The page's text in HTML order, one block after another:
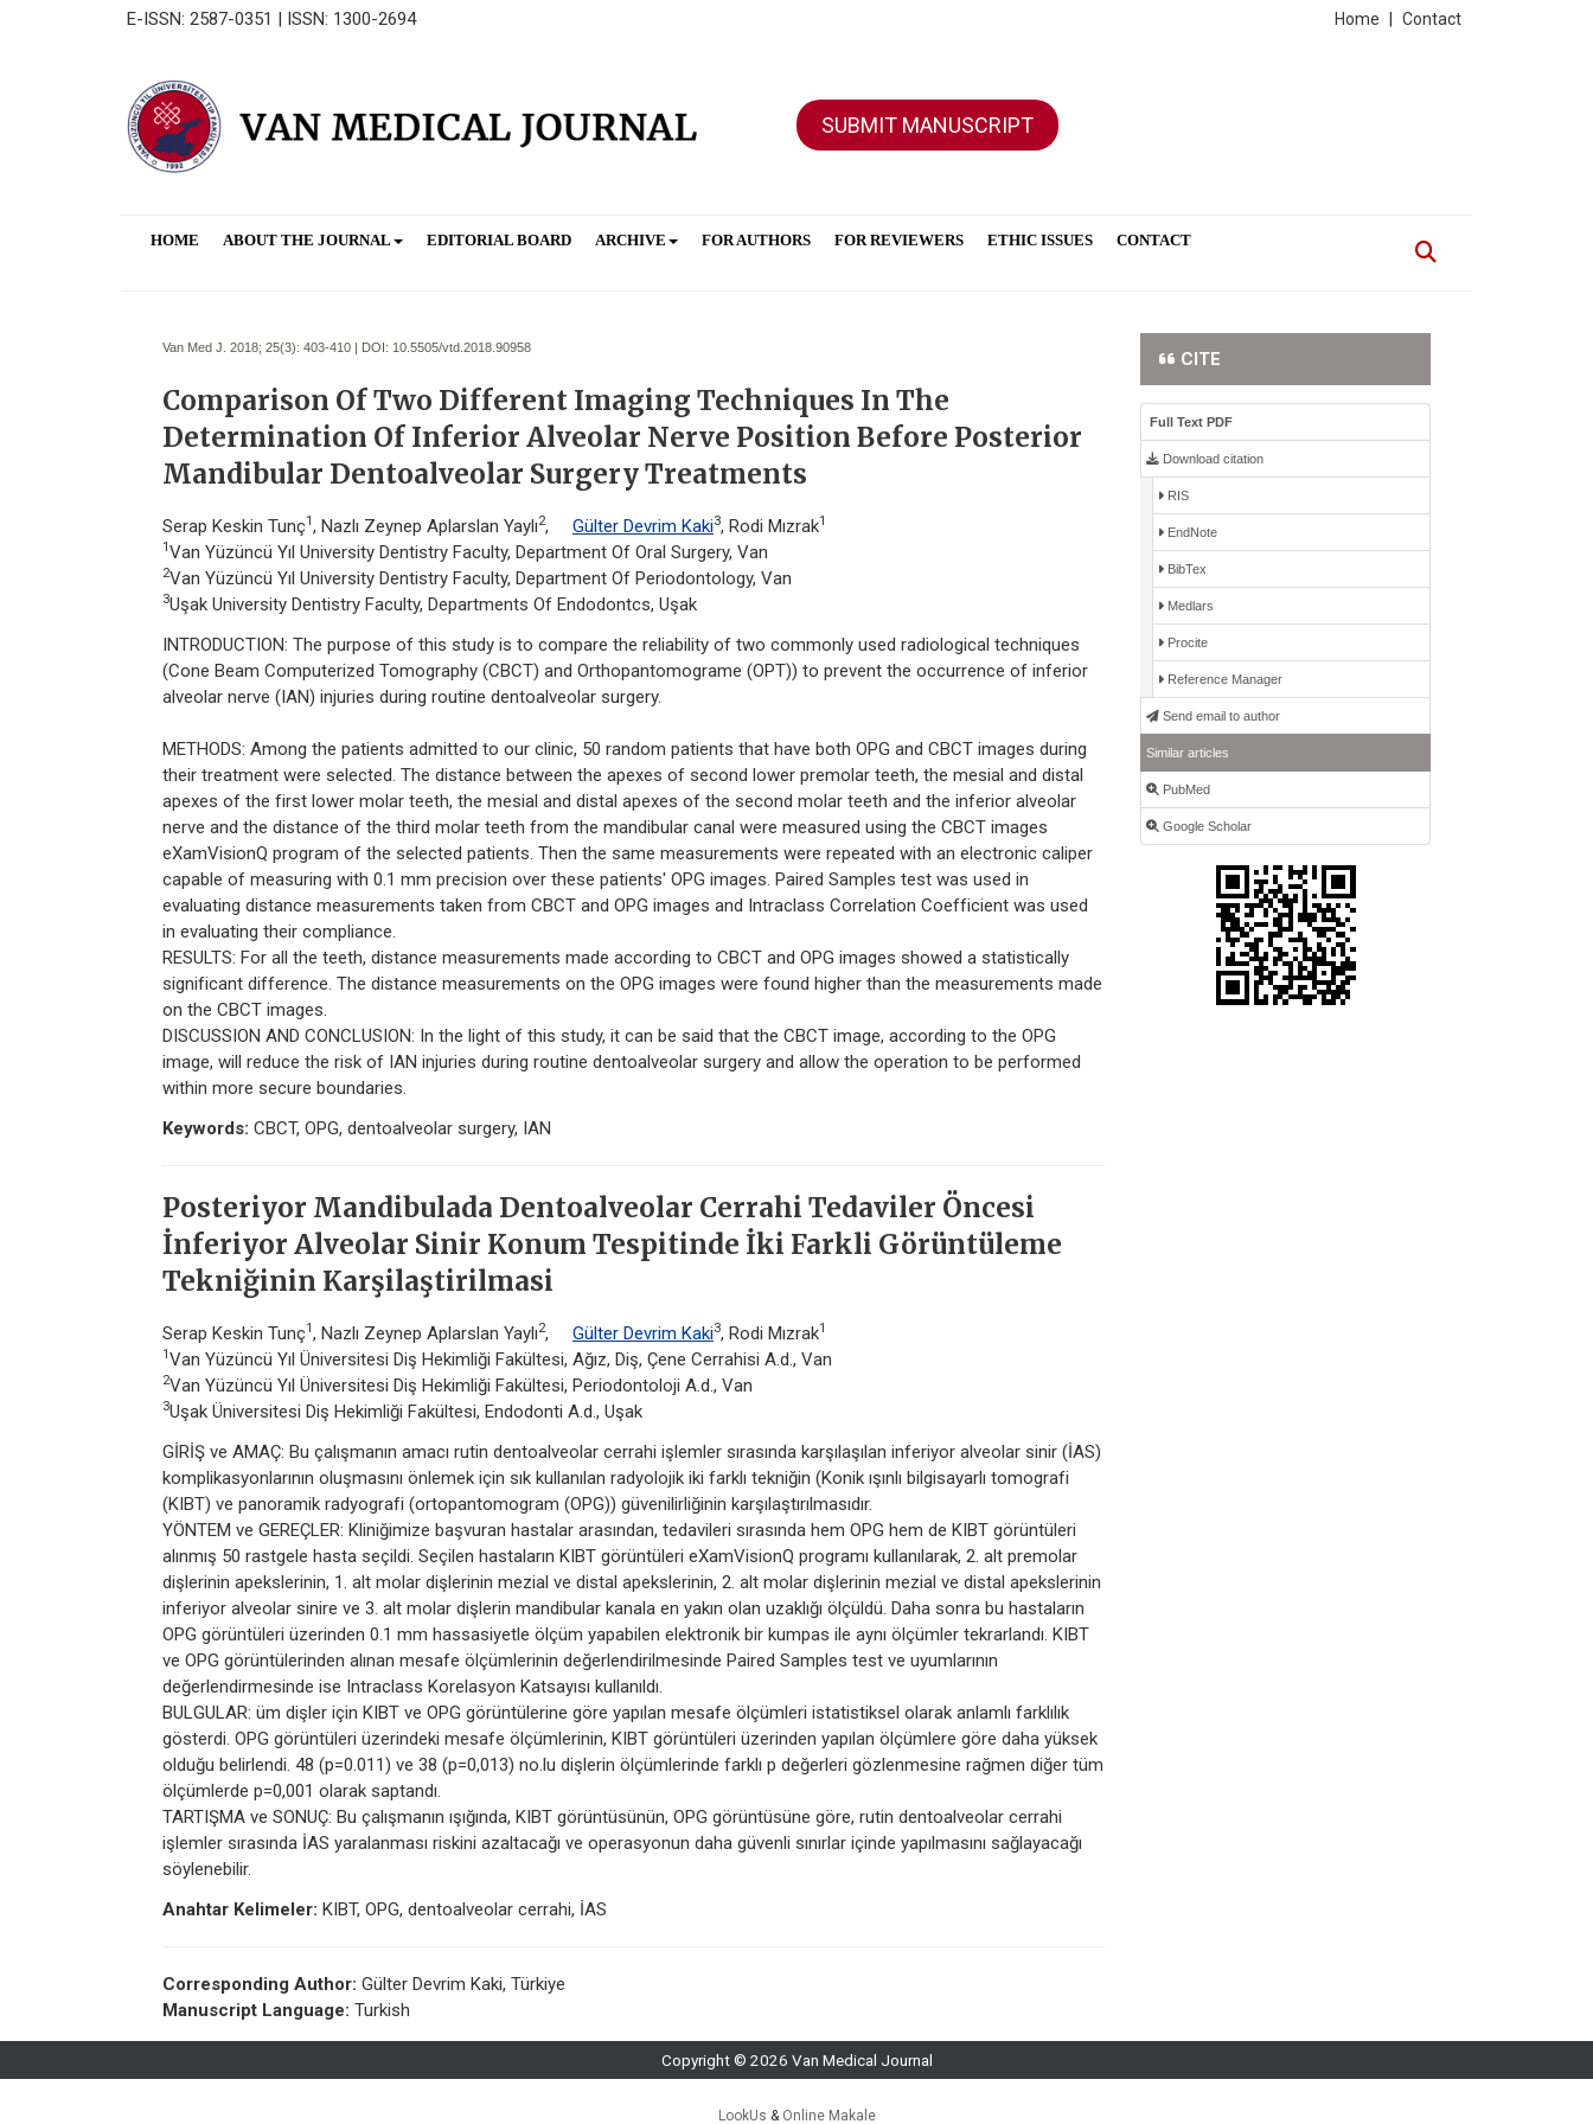
E-ISSN: 2587-0351 | ISSN: 1300-2694 Contact
Home
SUBMIT MANUSCRIPT
HOME ABOUT THE JOURNAL EDITORIAL BOARD ARCHIVE FOR AUTHORS FOR REVIEWERS ETHIC ISSUES CONTACT
Van Med J. 2018; 25(3): 403-410 | DOI: 10.5505/vtd.2018.90958
Comparison Of Two Different Imaging Techniques In The
Determination Of Inferior Alveolar Nerve Position Before Posterior
Mandibular Dentoalveolar Surgery Treatments
Serap Keskin Tunç1 , Nazlı Zeynep Aplarslan Yaylı2, Gülter Devrim Kaki3, Rodi Mızrak1
1 Van Yüzüncü Yıl University Dentistry Faculty, Department Of Oral Surgery, Van
2Van Yüzüncü Yıl University Dentistry Faculty, Department Of Periodontology, Van
3Uşak University Dentistry Faculty, Departments Of Endodontcs, Uşak
INTRODUCTION: The purpose of this study is to compare the reliability of two commonly used radiological techniques
(Cone Beam Computerized Tomography (CBCT) and Orthopantomograme (OPT)) to prevent the occurrence of inferior
alveolar nerve (IAN) injuries during routine dentoalveolar surgery.
METHODS: Among the patients admitted to our clinic, 50 random patients that have both OPG and CBCT images during
their treatment were selected. The distance between the apexes of second lower premolar teeth, the mesial and distal
apexes of the first lower molar teeth, the mesial and distal apexes of the second molar teeth and the inferior alveolar
nerve and the distance of the third molar teeth from the mandibular canal were measured using the CBCT images
eXamVisionQ program of the selected patients. Then the same measurements were repeated with an electronic caliper
capable of measuring with 0.1 mm precision over these patients' OPG images. Paired Samples test was used in
evaluating distance measurements taken from CBCT and OPG images and Intraclass Correlation Coefficient was used
in evaluating their compliance.
RESULTS: For all the teeth, distance measurements made according to CBCT and OPG images showed a statistically
significant difference. The distance measurements on the OPG images were found higher than the measurements made
on the CBCT images.
DISCUSSION AND CONCLUSION: In the light of this study, it can be said that the CBCT image, according to the OPG
image, will reduce the risk of IAN injuries during routine dentoalveolar surgery and allow the operation to be performed
within more secure boundaries.
Keywords: CBCT, OPG, dentoalveolar surgery, IAN
Posteriyor Mandibulada Dentoalveolar Cerrahi Tedaviler Öncesi
İnferiyor Alveolar Sinir Konum Tespitinde İki Farkli Görüntüleme
Tekniğinin Karşilaştirilmasi
Serap Keskin Tunç1 , Nazlı Zeynep Aplarslan Yaylı2, Gülter Devrim Kaki3, Rodi Mızrak1
1 Van Yüzüncü Yıl Üniversitesi Diş Hekimliği Fakültesi, Ağız, Diş, Çene Cerrahisi A.d., Van
2Van Yüzüncü Yıl Üniversitesi Diş Hekimliği Fakültesi, Periodontoloji A.d., Van
3Uşak Üniversitesi Diş Hekimliği Fakültesi, Endodonti A.d., Uşak
GİRİŞ ve AMAÇ: Bu çalışmanın amacı rutin dentoalveolar cerrahi işlemler sırasında karşılaşılan inferiyor alveolar sinir (İAS)
komplikasyonlarının oluşmasını önlemek için sık kullanılan radyolojik iki farklı tekniğin (Konik ışınlı bilgisayarlı tomografi
(KIBT) ve panoramik radyografi (ortopantomogram (OPG)) güvenilirliğinin karşılaştırılmasıdır.
YÖNTEM ve GEREÇLER: Kliniğimize başvuran hastalar arasından, tedavileri sırasında hem OPG hem de KIBT görüntüleri
alınmış 50 rastgele hasta seçildi. Seçilen hastaların KIBT görüntüleri eXamVisionQ programı kullanılarak, 2. alt premolar
dişlerinin apekslerinin, 1. alt molar dişlerinin mezial ve distal apekslerinin, 2. alt molar dişlerinin mezial ve distal apekslerinin
inferiyor alveolar sinire ve 3. alt molar dişlerin mandibular kanala en yakın olan uzaklığı ölçüldü. Daha sonra bu hastaların
OPG görüntüleri üzerinden 0.1 mm hassasiyetle ölçüm yapabilen elektronik bir kumpas ile aynı ölçümler tekrarlandı. KIBT
ve OPG görüntülerinden alınan mesafe ölçümlerinin değerlendirilmesinde Paired Samples test ve uyumlarının
değerlendirmesinde ise Intraclass Korelasyon Katsayısı kullanıldı.
BULGULAR: üm dişler için KIBT ve OPG görüntülerine göre yapılan mesafe ölçümleri istatistiksel olarak anlamlı farklılık
gösterdi. OPG görüntüleri üzerindeki mesafe ölçümlerinin, KIBT görüntüleri üzerinden yapılan ölçümlere göre daha yüksek
olduğu belirlendi. 48 (p=0.011) ve 38 (p=0,013) no.lu dişlerin ölçümlerinde farklı p değerleri gözlenmesine rağmen diğer tüm
ölçümlerde p=0,001 olarak saptandı.
TARTIŞMA ve SONUÇ: Bu çalışmanın ışığında, KIBT görüntüsünün, OPG görüntüsüne göre, rutin dentoalveolar cerrahi
işlemler sırasında İAS yaralanması riskini azaltacağı ve operasyonun daha güvenli sınırlar içinde yapılmasını sağlayacağı
söylenebilir.
Anahtar Kelimeler: KIBT, OPG, dentoalveolar cerrahi, İAS
Corresponding Author: Gülter Devrim Kaki, Türkiye
Manuscript Language: Turkish
CITE
Full Text PDF
Download citation
RIS
EndNote
BibTex
Medlars
Procite
Reference Manager
Send email to author
Similar articles
PubMed
Google Scholar
Copyright © 2026 Van Medical Journal
LookUs & Online Makale